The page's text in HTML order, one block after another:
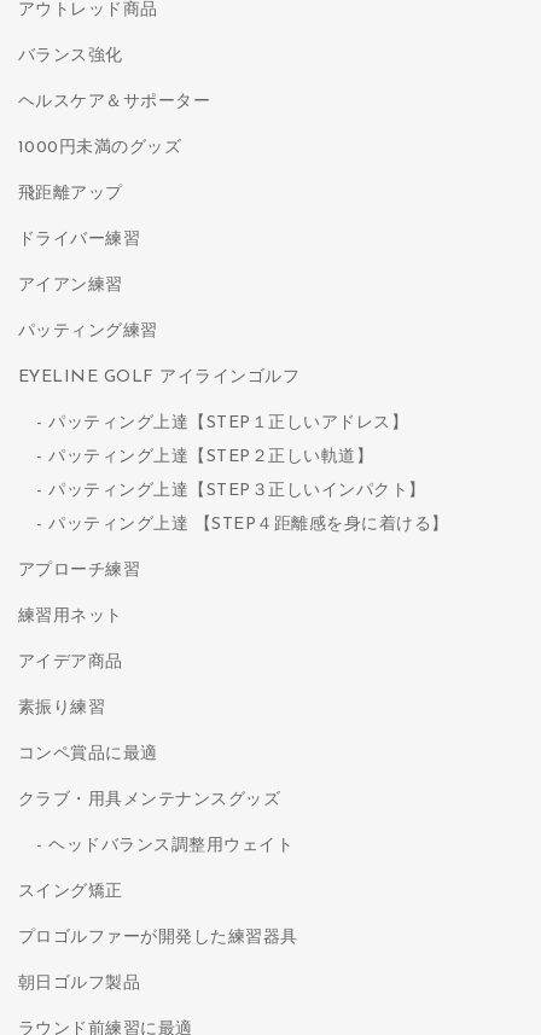
アウトレッド商品
バランス強化
ヘルスケア＆サポーター
1000円未満のグッズ
飛距離アップ
ドライバー練習
アイアン練習
パッティング練習
EYELINE GOLF アイラインゴルフ
パッティング上達【STEP１正しいアドレス】
パッティング上達【STEP２正しい軌道】
パッティング上達【STEP３正しいインパクト】
パッティング上達 【STEP４距離感を身に着ける】
アプローチ練習
練習用ネット
アイデア商品
素振り練習
コンペ賞品に最適
クラブ・用具メンテナンスグッズ
ヘッドバランス調整用ウェイト
スイング矯正
プロゴルファーが開発した練習器具
朝日ゴルフ製品
ラウンド前練習に最適